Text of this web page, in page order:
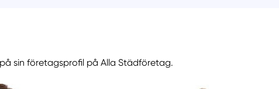
sin företagsprofil på Alla Städföretag.